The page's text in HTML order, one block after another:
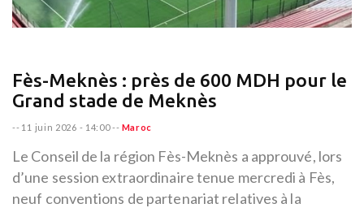
Fès-Meknès : près de 600 MDH pour le
Grand stade de Meknès
-- 11 juin 2026 - 14:00-- Maroc
Le Conseil de la région Fès-Meknès a approuvé, lors
d’une session extraordinaire tenue mercredi à Fès,
neuf conventions de partenariat relatives à la